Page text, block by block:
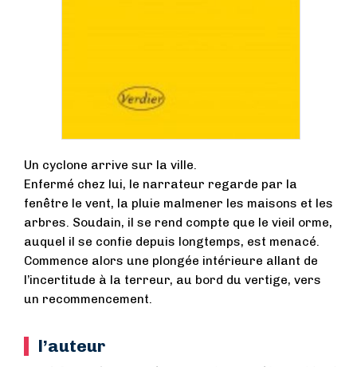
Un cyclone arrive sur la ville.
Enfermé chez lui, le narrateur regarde par la
fenêtre le vent, la pluie malmener les maisons et les
arbres. Soudain, il se rend compte que le vieil orme,
auquel il se confie depuis longtemps, est menacé.
Commence alors une plongée intérieure allant de
l’incertitude à la terreur, au bord du vertige, vers
un recommencement.
l’auteur